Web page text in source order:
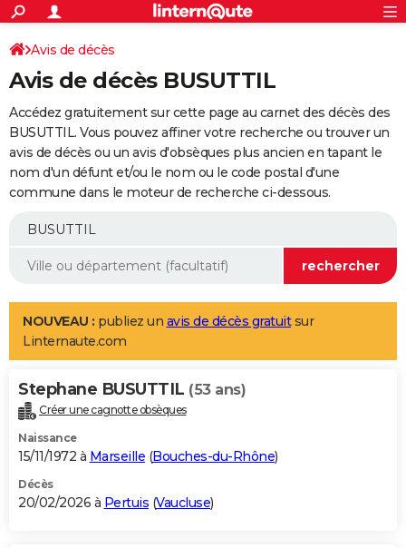
ACTUALITÉS
Politique
Société
Faits Divers
Education
Monde
Villes
+
SPORT
Coupe du monde 2026
Football
Tennis
Cyclisme
Rugby
Forum
Programme TV
TNT
Streaming
Cinéma
Sorties cinéma
Musique
+
FINANCE
Retraite
Epargne
Immobilier
Risques naturels par ville
Banque
Assurance
AUTO
Essais
Réserver un essai
Citadines
Berlines
SUV
Forum auto
+
Mobiles
Meilleur smartphone
Internet
Ordinateurs
Jeux vidéo
Guide high-tech
Aménagement intérieur
LIFESTYLE
Art de vivre
Bien-être
Loisirs
Mode
Modes de vie
Alimentation
Guide de la santé
Maladies
Médicaments
Sommeil
VOYAGE
Destinations
City break
Voyage nature
Voyage de noces
Forum
Climat
+PHOTO
GUIDES D'ACHAT
BONS PLANS
Avis de décès
Avis de décès BUSUTTIL
Accédez gratuitement sur cette page au carnet des décès des
BUSUTTIL. Vous pouvez affiner votre recherche ou trouver un
avis de décès ou un avis d'obsèques plus ancien en tapant le
nom d'un défunt et/ou le nom ou le code postal d'une
commune dans le moteur de recherche ci-dessous.
NOUVEAU : publiez un avis de décès gratuitsur
Linternaute.com
Stephane BUSUTTIL (53 ans)
Créer une cagnotte obsèques
Naissance
15/11/1972 à Marseille (Bouches-du-Rhône)
Décès
20/02/2026 à Pertuis (Vaucluse)